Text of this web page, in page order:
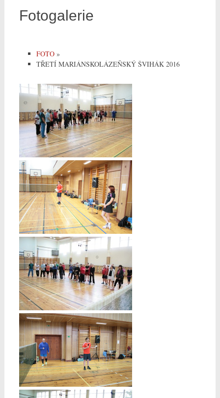
Fotogalerie
FOTO »
TŘETÍ MARIÁNSKOLÁZEŇSKÝ ŠVIHÁK 2016